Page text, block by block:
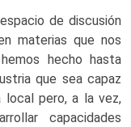
de discusión
materias que nos
hecho hasta
que sea capaz
local pero, a la vez,
capacidades